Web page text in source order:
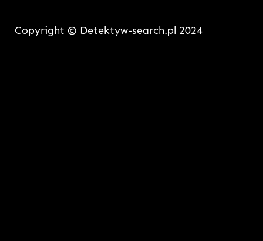
Copyright © Detektyw-search.pl 2024